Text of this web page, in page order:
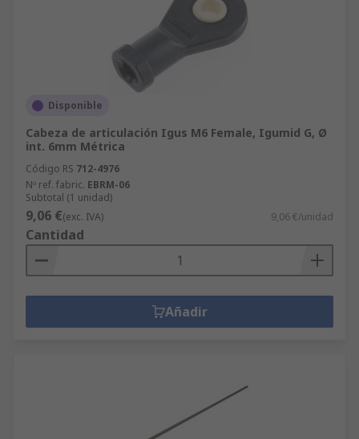
Disponible
Cabeza de articulación Igus M6 Female, Igumid G, Ø
int. 6mm Métrica
Código RS 712-4976
Nº ref. fabric. EBRM-06
Subtotal (1 unidad)
9,06 €(exc. IVA) 9,06 €/unidad
Cantidad
Añadir